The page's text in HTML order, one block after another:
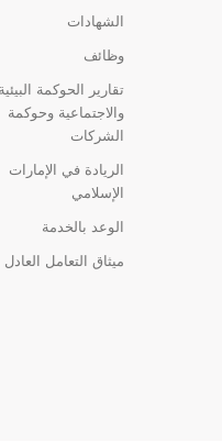
الشهادات
وظائف
تقارير الحوكمة البيئية
والاجتماعية وحوكمة
الشركات
الريادة في الإمارات
الإسلامي
الوعد بالخدمة
ميثاق التعامل العادل